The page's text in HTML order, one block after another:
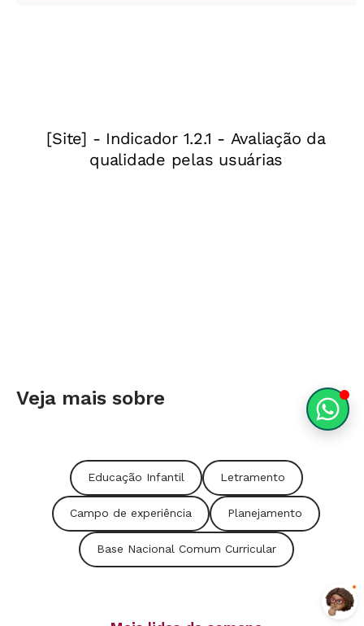
Veja mais sobre
Educação Infantil Letramento
Campo de experiência Planejamento
Base Nacional Comum Curricular